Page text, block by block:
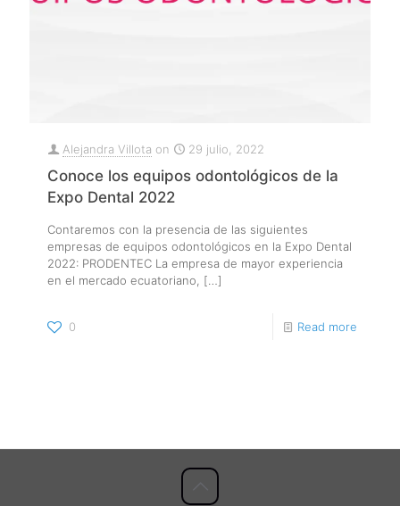
Alejandra Villota on 29 julio, 2022
Conoce los equipos odontológicos de la
Expo Dental 2022
Contaremos con la presencia de las siguientes
empresas de equipos odontológicos en la Expo Dental
2022: PRODENTEC La empresa de mayor experiencia
en el mercado ecuatoriano, […]
0 Read more